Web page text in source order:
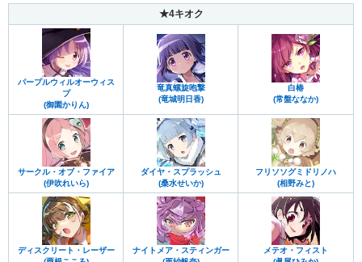
★4キオク
パープルウィルオーウィス
プ
(御園かりん)
竜真螺旋咆撃
(竜城明日香)
白椿
(常盤ななか)
サークル・オブ・ファイア
(伊吹れいら)
ダイヤ・スプラッシュ
(桑水せいか)
フリソソグミドリノハ
(相野みと)
ディスクリート・レーザー
ナイトメア・スティンガー
メテオ・フィスト